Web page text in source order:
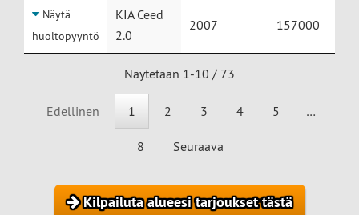
Näytä
huoltopyyntö
KIA Ceed
2.0
2007 157000
Näytetään 1-10 / 73
Edellinen 1 2 3 4 5 …
8 Seuraava
Kilpailuta alueesi tarjoukset tästä